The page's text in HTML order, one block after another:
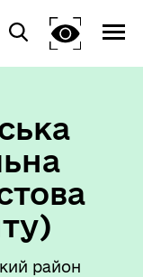
район